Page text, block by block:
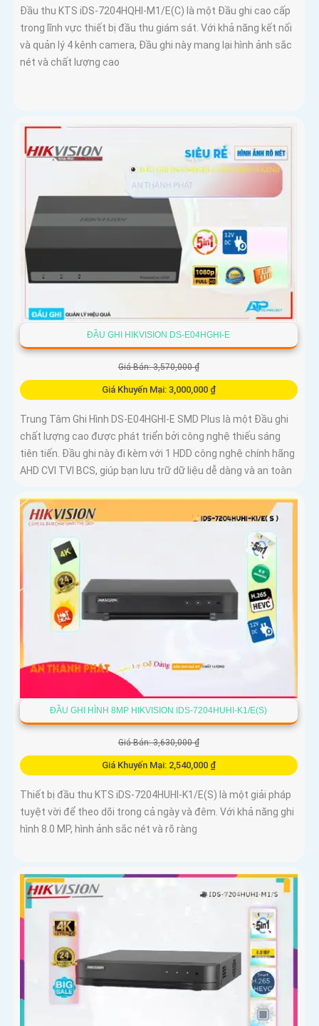
Đầu thu KTS iDS-7204HQHI-M1/E(C) là một Đầu ghi cao cấp
trong lĩnh vực thiết bị đầu thu giám sát. Với khả năng kết nối
và quản lý 4 kênh camera, Đầu ghi này mang lại hình ảnh sắc
nét và chất lượng cao
ĐẦU GHI HIKVISION DS-E04HGHI-E
Giá Bán: 3,570,000 ₫
Giá Khuyến Mại: 3,000,000 ₫
Trung Tâm Ghi Hình DS-E04HGHI-E SMD Plus là một Đầu ghi
chất lượng cao được phát triển bởi công nghệ thiếu sáng
tiên tiến. Đầu ghi này đi kèm với 1 HDD công nghệ chính hãng
AHD CVI TVI BCS, giúp bạn lưu trữ dữ liệu dễ dàng và an toàn
ĐẦU GHI HÌNH 8MP HIKVISION IDS-7204HUHI-K1/E(S)
Giá Bán: 3,630,000 ₫
Giá Khuyến Mại: 2,540,000 ₫
Thiết bị đầu thu KTS iDS-7204HUHI-K1/E(S) là một giải pháp
tuyệt vời để theo dõi trong cả ngày và đêm. Với khả năng ghi
hình 8.0 MP, hình ảnh sắc nét và rõ ràng